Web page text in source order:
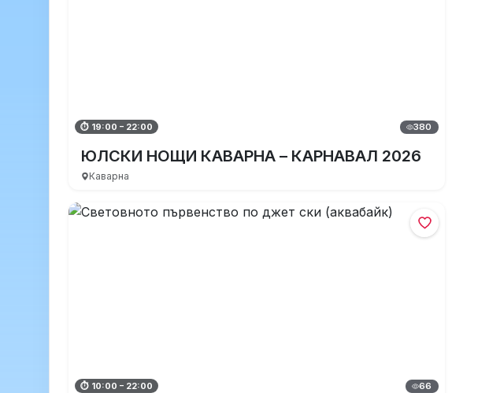
⏱ 19:00 – 22:00 380
ЮЛСКИ НОЩИ КАВАРНА – КАРНАВАЛ 2026
Каварна
⏱ 10:00 – 22:00 66